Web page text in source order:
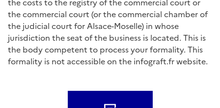
the commercial court (or the commercial chamber of
the judicial court for Alsace-Moselle) in whose
jurisdiction the seat of the business is located. This is
the body competent to process your formality. This
formality is not accessible on the infograft.fr website.